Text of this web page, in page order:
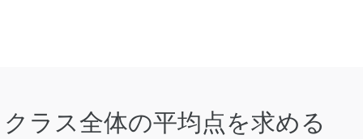
クラス全体の平均点を求める